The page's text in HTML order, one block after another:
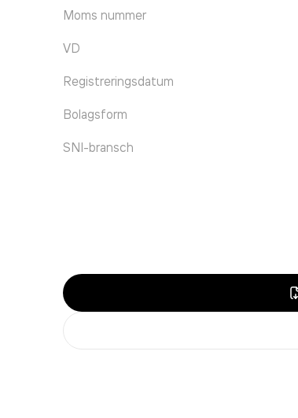
Moms nummer
VD
Registreringsdatum
Bolagsform
SNI-bransch